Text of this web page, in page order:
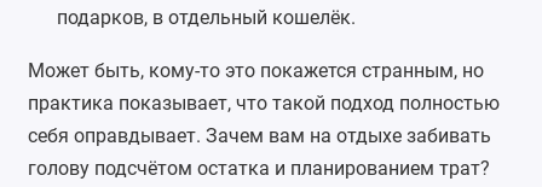
подарков, в отдельный кошелёк.
Может быть, кому-то это покажется странным, но
практика показывает, что такой подход полностью
себя оправдывает. Зачем вам на отдыхе забивать
голову подсчётом остатка и планированием трат?